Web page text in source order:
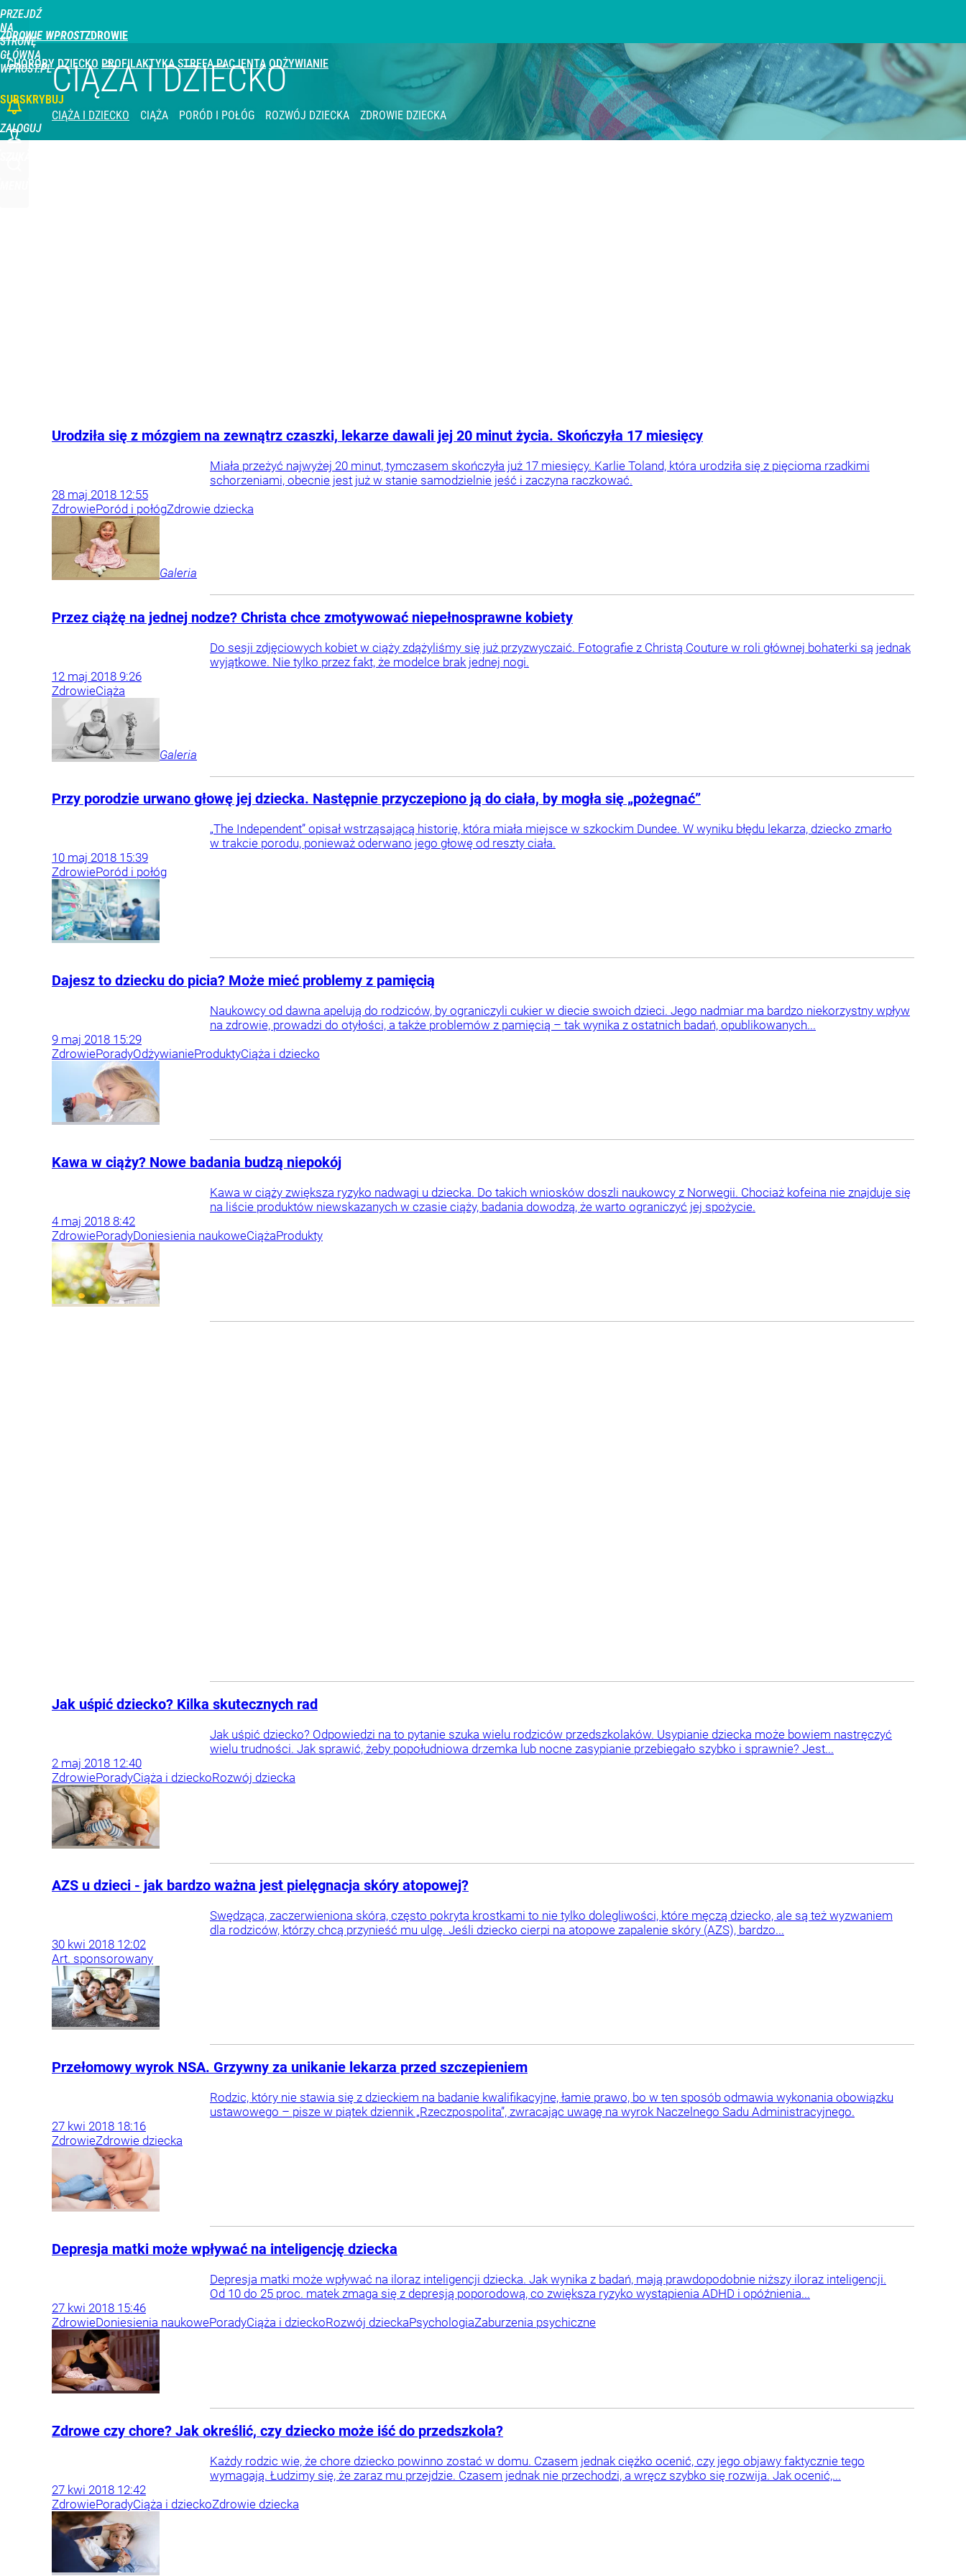
PRZEJDŹ
NA
STRONĘ
GŁÓWNĄ
WPROST.PL
ZDROWIE WPROST
CHOROBY DZIECKO PROFILAKTYKA STREFA PACJENTA ODŻYWIANIE
SUBSKRYBUJ
ZALOGUJ
CIĄŻA I DZIECKO
CIĄŻA I DZIECKO CIĄŻA PORÓD I POŁÓG ROZWÓJ DZIECKA ZDROWIE DZIECKA
Urodziła się z mózgiem na zewnątrz czaszki, lekarze dawali jej 20 minut życia. Skończyła 17 miesięcy
Miała przeżyć najwyżej 20 minut, tymczasem skończyła już 17 miesięcy. Karlie Toland, która urodziła się z pięcioma rzadkimi
schorzeniami, obecnie jest już w stanie samodzielnie jeść i zaczyna raczkować.
28 maj 2018 12:55
ZdrowiePoród i połógZdrowie dziecka
Galeria
Przez ciążę na jednej nodze? Christa chce zmotywować niepełnosprawne kobiety
Do sesji zdjęciowych kobiet w ciąży zdążyliśmy się już przyzwyczaić. Fotografie z Christą Couture w roli głównej bohaterki są jednak
wyjątkowe. Nie tylko przez fakt, że modelce brak jednej nogi.
12 maj 2018 9:26
ZdrowieCiąża
Galeria
Przy porodzie urwano głowę jej dziecka. Następnie przyczepiono ją do ciała, by mogła się „pożegnać”
„The Independent” opisał wstrząsającą historię, która miała miejsce w szkockim Dundee. W wyniku błędu lekarza, dziecko zmarło
w trakcie porodu, ponieważ oderwano jego głowę od reszty ciała.
10 maj 2018 15:39
ZdrowiePoród i połóg
Dajesz to dziecku do picia? Może mieć problemy z pamięcią
Naukowcy od dawna apelują do rodziców, by ograniczyli cukier w diecie swoich dzieci. Jego nadmiar ma bardzo niekorzystny wpływ
na zdrowie, prowadzi do otyłości, a także problemów z pamięcią – tak wynika z ostatnich badań, opublikowanych...
9 maj 2018 15:29
ZdrowiePoradyOdżywianieProduktyCiąża i dziecko
Kawa w ciąży? Nowe badania budzą niepokój
Kawa w ciąży zwiększa ryzyko nadwagi u dziecka. Do takich wniosków doszli naukowcy z Norwegii. Chociaż kofeina nie znajduje się
na liście produktów niewskazanych w czasie ciąży, badania dowodzą, że warto ograniczyć jej spożycie.
4 maj 2018 8:42
ZdrowiePoradyDoniesienia naukoweCiążaProdukty
Jak uśpić dziecko? Kilka skutecznych rad
Jak uśpić dziecko? Odpowiedzi na to pytanie szuka wielu rodziców przedszkolaków. Usypianie dziecka może bowiem nastręczyć
wielu trudności. Jak sprawić, żeby popołudniowa drzemka lub nocne zasypianie przebiegało szybko i sprawnie? Jest...
2 maj 2018 12:40
ZdrowiePoradyCiąża i dzieckoRozwój dziecka
AZS u dzieci - jak bardzo ważna jest pielęgnacja skóry atopowej?
Swędząca, zaczerwieniona skóra, często pokryta krostkami to nie tylko dolegliwości, które męczą dziecko, ale są też wyzwaniem
dla rodziców, którzy chcą przynieść mu ulgę. Jeśli dziecko cierpi na atopowe zapalenie skóry (AZS), bardzo...
30 kwi 2018 12:02
Art. sponsorowany
Przełomowy wyrok NSA. Grzywny za unikanie lekarza przed szczepieniem
Rodzic, który nie stawia się z dzieckiem na badanie kwalifikacyjne, łamie prawo, bo w ten sposób odmawia wykonania obowiązku
ustawowego – pisze w piątek dziennik „Rzeczpospolita”, zwracając uwagę na wyrok Naczelnego Sadu Administracyjnego.
27 kwi 2018 18:16
ZdrowieZdrowie dziecka
Depresja matki może wpływać na inteligencję dziecka
Depresja matki może wpływać na iloraz inteligencji dziecka. Jak wynika z badań, mają prawdopodobnie niższy iloraz inteligencji.
Od 10 do 25 proc. matek zmaga się z depresją poporodową, co zwiększa ryzyko wystąpienia ADHD i opóźnienia...
27 kwi 2018 15:46
ZdrowieDoniesienia naukowePoradyCiąża i dzieckoRozwój dzieckaPsychologiaZaburzenia psychiczne
Zdrowe czy chore? Jak określić, czy dziecko może iść do przedszkola?
Każdy rodzic wie, że chore dziecko powinno zostać w domu. Czasem jednak ciężko ocenić, czy jego objawy faktycznie tego
wymagają. Łudzimy się, że zaraz mu przejdzie. Czasem jednak nie przechodzi, a wręcz szybko się rozwija. Jak ocenić,...
27 kwi 2018 12:42
ZdrowiePoradyCiąża i dzieckoZdrowie dziecka